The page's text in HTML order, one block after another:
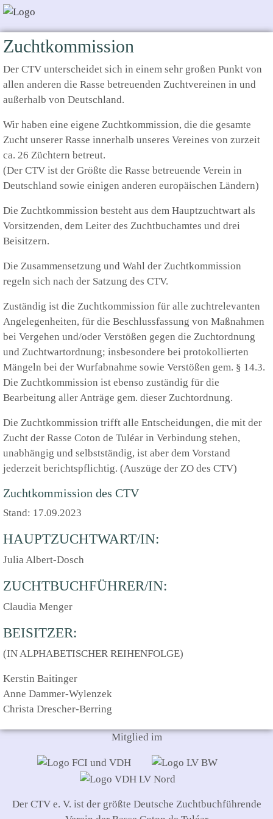
Zuchtkommission
Der CTV unterscheidet sich in einem sehr großen Punkt von
allen anderen die Rasse betreuenden Zuchtvereinen in und
außerhalb von Deutschland.
Wir haben eine eigene Zuchtkommission, die die gesamte
Zucht unserer Rasse innerhalb unseres Vereines von zurzeit
ca. 26 Züchtern betreut.
(Der CTV ist der Größte die Rasse betreuende Verein in
Deutschland sowie einigen anderen europäischen Ländern)
Die Zuchtkommission besteht aus dem Hauptzuchtwart als
Vorsitzenden, dem Leiter des Zuchtbuchamtes und drei
Beisitzern.
Die Zusammensetzung und Wahl der Zuchtkommission
regeln sich nach der Satzung des CTV.
Zuständig ist die Zuchtkommission für alle zuchtrelevanten
Angelegenheiten, für die Beschlussfassung von Maßnahmen
bei Vergehen und/oder Verstößen gegen die Zuchtordnung
und Zuchtwartordnung; insbesondere bei protokollierten
Mängeln bei der Wurfabnahme sowie Verstößen gem. § 14.3.
Die Zuchtkommission ist ebenso zuständig für die
Bearbeitung aller Anträge gem. dieser Zuchtordnung.
Die Zuchtkommission trifft alle Entscheidungen, die mit der
Zucht der Rasse Coton de Tuléar in Verbindung stehen,
unabhängig und selbstständig, ist aber dem Vorstand
jederzeit berichtspflichtig. (Auszüge der ZO des CTV)
Zuchtkommission des CTV
Stand: 17.09.2023
HAUPTZUCHTWART/IN:
Julia Albert-Dosch
ZUCHTBUCHFÜHRER/IN:
Claudia Menger
BEISITZER:
(IN ALPHABETISCHER REIHENFOLGE)
Kerstin Baitinger
Anne Dammer-Wylenzek
Christa Drescher-Berring
Mitglied im
Der CTV e. V. ist der größte Deutsche Zuchtbuchführende